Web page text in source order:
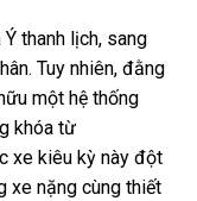
thanh lịch, sang
Tuy nhiên, đằng
một hệ thống
khóa từ
xe kiêu kỳ này đột
xe nặng cùng thiết